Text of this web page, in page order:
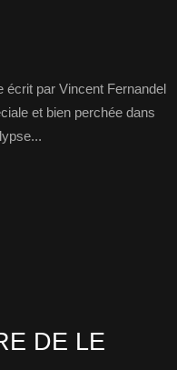
écrit par Vincent Fernandel
et bien perchée dans
DE LE